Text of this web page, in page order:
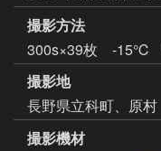
撮影方法
300s×39枚 -15℃
撮影地
長野県立科町、原村
撮影機材